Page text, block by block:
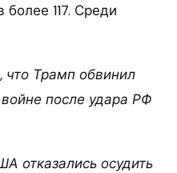
117. Среди
что Трамп обвинил
после удара РФ
отказались осудить